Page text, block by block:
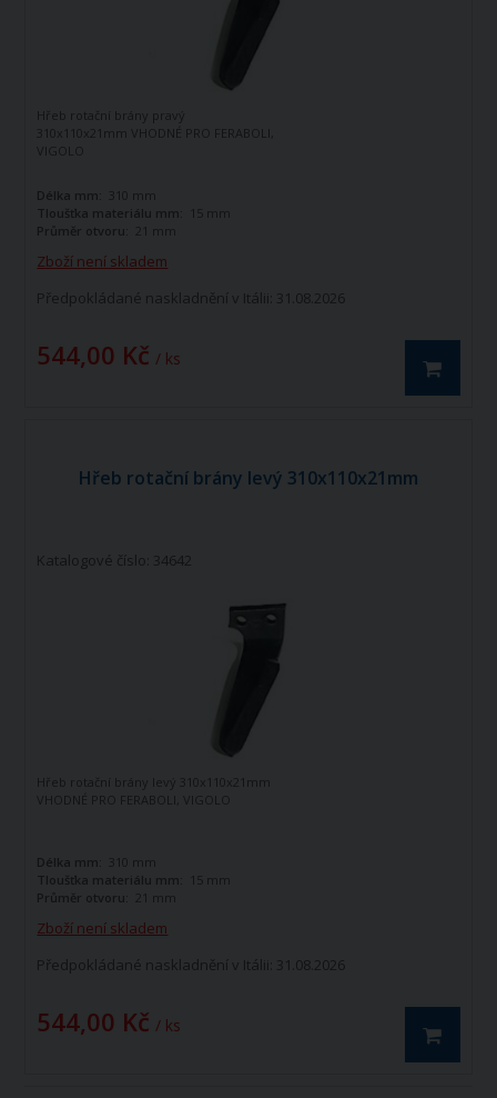
Zboží není skladem
Předpokládané naskladnění v Itálii: 31.08.2026
544,00 Kč / ks
Hřeb rotační brány pravý
310x110x21mm VHODNÉ PRO FERABOLI,
VIGOLO
Délka mm:
310 mm
Tloušťka materiálu mm:
15 mm
Průměr otvoru:
21 mm
Hřeb rotační brány levý 310x110x21mm
Katalogové číslo: 34642
Zboží není skladem
Předpokládané naskladnění v Itálii: 31.08.2026
544,00 Kč / ks
Hřeb rotační brány levý 310x110x21mm
VHODNÉ PRO FERABOLI, VIGOLO
Délka mm:
310 mm
Tloušťka materiálu mm:
15 mm
Průměr otvoru:
21 mm